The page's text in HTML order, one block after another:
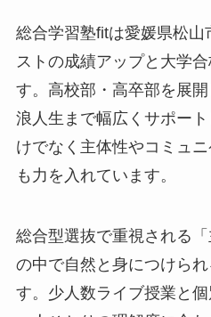
総合学習塾fitは愛媛県松
ストの成績アップと大学
す。高校部・高卒部を展
浪人生まで幅広くサポー
けでなく主体性やコミュ
も力を入れています。
総合型選抜で重視される
の中で自然と身につけら
す。少人数ライブ授業と個